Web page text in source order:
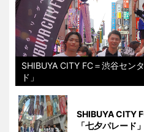
SHIBUYA CITY FC＝渋谷セン
ド」
SHIBUYA CITY
「七夕パレード」